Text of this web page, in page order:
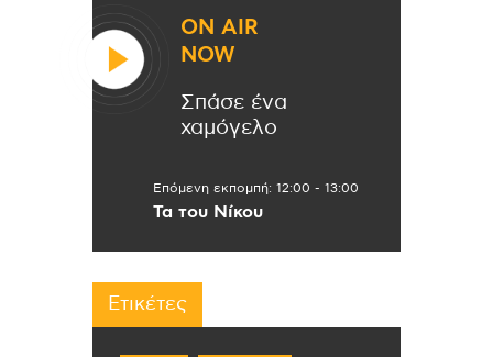
ON AIR
NOW
Σπάσε ένα
χαμόγελο
Επόμενη εκπομπή: 12:00 - 13:00
Τα του Νίκου
Ετικέτες